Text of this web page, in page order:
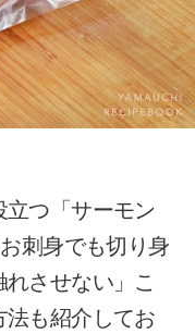
つ「サーモン
刺身でも切り身
させない」こ
法も紹介してお